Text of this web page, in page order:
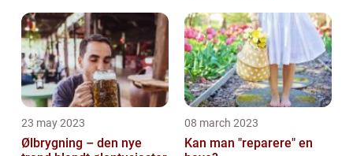
23 may 2023
Ølbrygning – den nye
08 march 2023
Kan man "reparere" en